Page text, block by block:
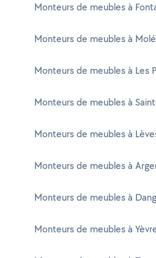
Monteurs de meubles à
Monteurs de meubles à
Monteurs de meubles à Les
Monteurs de meubles à
Monteurs de meubles à
Monteurs de meubles à
Monteurs de meubles à
Monteurs de meubles à